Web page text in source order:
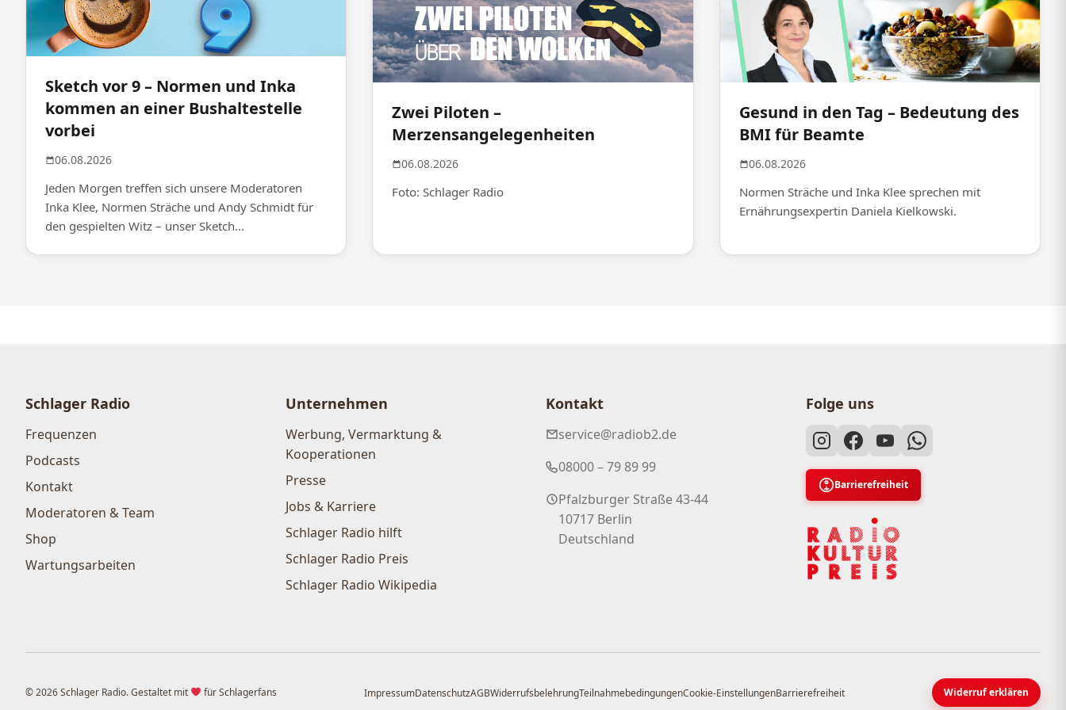
Sketch vor 9 – Normen und Inka
kommen an einer Bushaltestelle
vorbei
06.08.2026
Jeden Morgen treffen sich unsere Moderatoren
Inka Klee, Normen Sträche und Andy Schmidt für
den gespielten Witz – unser Sketch...
Zwei Piloten –
Merzensangelegenheiten
06.08.2026
Foto: Schlager Radio
Gesund in den Tag – Bedeutung des
BMI für Beamte
06.08.2026
Normen Sträche und Inka Klee sprechen mit
Ernährungsexpertin Daniela Kielkowski.
Schlager Radio
Frequenzen
Podcasts
Kontakt
Moderatoren & Team
Shop
Wartungsarbeiten
Unternehmen
Werbung, Vermarktung &
Kooperationen
Presse
Jobs & Karriere
Schlager Radio hilft
Schlager Radio Preis
Schlager Radio Wikipedia
Kontakt
service@radiob2.de
08000 – 79 89 99
Pfalzburger Straße 43-44
10717 Berlin
Deutschland
Folge uns
Barrierefreiheit
© 2026 Schlager Radio. Gestaltet mit für Schlagerfans ImpressumDatenschutzAGBWiderrufsbelehrungTeilnahmebedingungenCookie-EinstellungenBarrierefreiheit Widerruf erklären